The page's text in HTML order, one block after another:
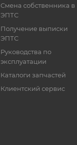
Смена собственника в
ЭПТС
Получение выписки
ЭПТС
Руководства по
эксплуатации
Каталоги запчастей
Клиентский сервис